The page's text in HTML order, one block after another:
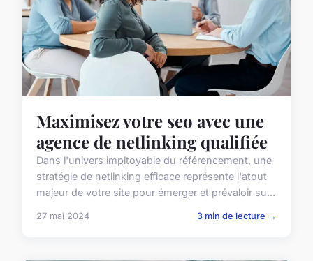
Maximisez votre seo avec une
agence de netlinking qualifiée
Dans l'univers impitoyable du référencement, une
stratégie de netlinking efficace représente l'atout
majeur de votre site pour émerger et prévaloir su...
27 mai 2024 3 min de lecture →